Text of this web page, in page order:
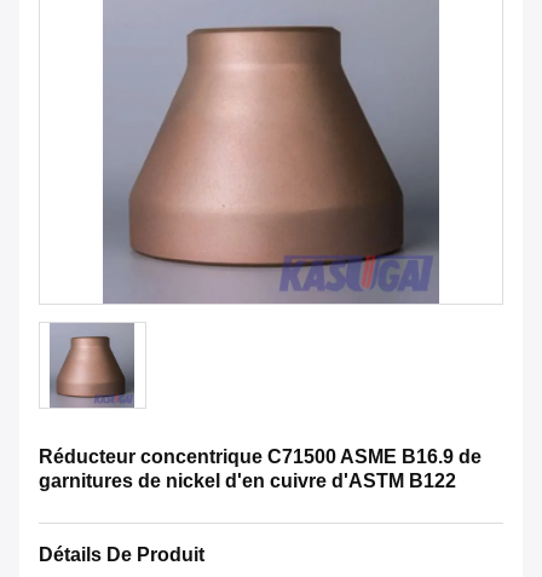
Réducteur concentrique C71500 ASME B16.9 de
garnitures de nickel d'en cuivre d'ASTM B122
Détails De Produit